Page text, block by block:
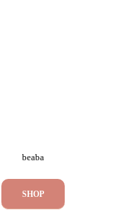
beaba
SHOP